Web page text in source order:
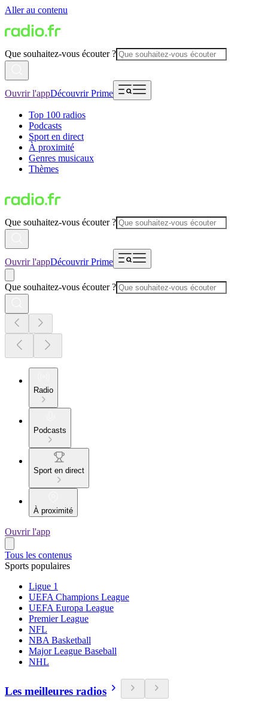
Aller au contenu
Que souhaitez-vous écouter ?
Ouvrir l'appDécouvrir Prime
Top 100 radios
Podcasts
Sport en direct
À proximité
Genres musicaux
Thèmes
Que souhaitez-vous écouter ?
Ouvrir l'appDécouvrir Prime
Que souhaitez-vous écouter ?
Radio
Podcasts
Sport en direct
À proximité
Ouvrir l'app
Tous les contenus
Sports populaires
Ligue 1
UEFA Champions League
UEFA Europa League
Premier League
NFL
NBA Basketball
Major League Baseball
NHL
Les meilleures radios